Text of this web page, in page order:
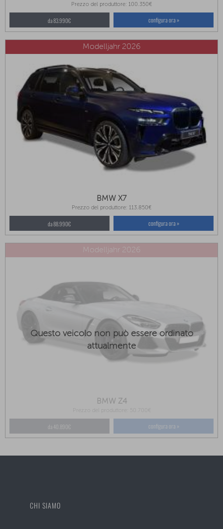
Prezzo del produttore: 100.350€
da 83.990€ configura ora »
Modelljahr 2026
BMW X7
Prezzo del produttore: 113.850€
da 88.990€ configura ora »
Questo veicolo non può essere ordinato
attualmente
Modelljahr 2026
BMW Z4
Prezzo del produttore: 50.700€
da 40.890€ configura ora »
CHI SIAMO